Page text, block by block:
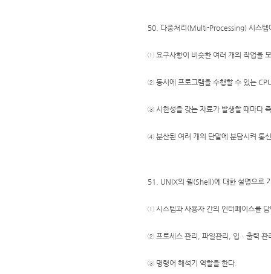
50. 다중처리(Multi-Processing) 시스템
① 요구사항이 비슷한 여러 개의 작업을
② 동시에 프로그램을 수행할 수 있는
③ 시한성을 갖는 자료가 발생할 때마다
④ 분산된 여러 개의 단말에 분담시켜 통
51. UNIX의 쉘(Shell)에 대한 설명으로
① 시스템과 사용자 간의 인터페이스를
② 프로세스 관리, 파일관리, 입ㆍ출력 관
③ 명령어 해석기 역할을 한다.